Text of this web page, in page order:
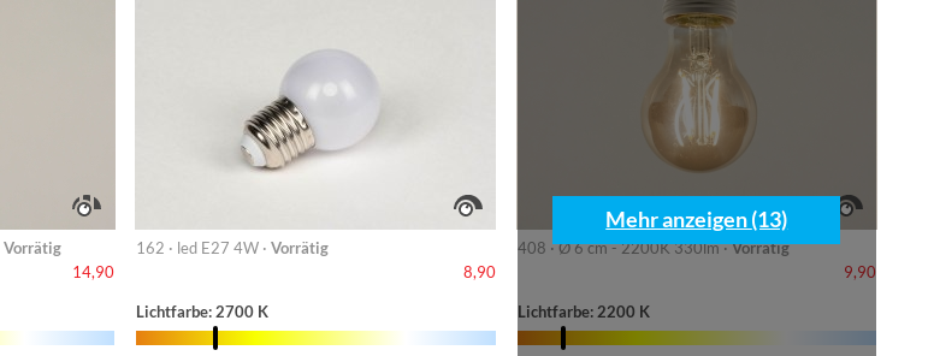
Vorrätig
14,90
162 · led E27 4W · Vorrätig
8,90
Lichtfarbe: 2700 K
408 · Ø 6 cm - 2200K 330lm ·Vorrätig
9,90
Lichtfarbe: 2200 K
Mehr anzeigen (13)